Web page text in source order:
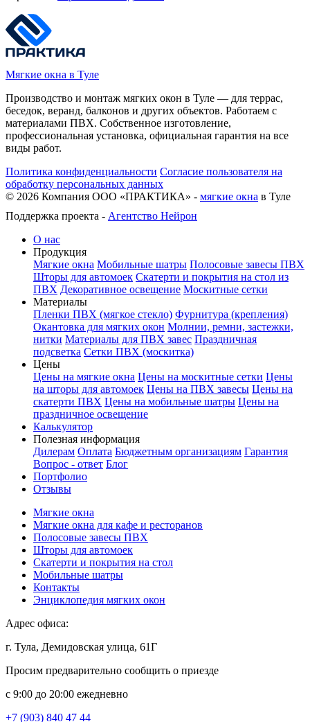
Мягкие окна в Туле
Производство и монтаж мягких окон в Туле — для террас,
беседок, веранд, балконов и других объектов. Работаем с
материалами ПВХ. Собственное изготовление,
профессиональная установка, официальная гарантия на все
виды работ.
Политика конфиденциальности Согласие пользователя на
обработку персональных данных
© 2026 Компания ООО «ПРАКТИКА» - мягкие окна в Туле
Поддержка проекта - Агентство Нейрон
О нас
Продукция
Мягкие окна Мобильные шатры Полосовые завесы ПВХ
Шторы для автомоек Скатерти и покрытия на стол из
ПВХ Декоративное освещение Москитные сетки
Материалы
Пленки ПВХ (мягкое стекло) Фурнитура (крепления)
Окантовка для мягких окон Молнии, ремни, застежки,
нитки Материалы для ПВХ завес Праздничная
подсветка Сетки ПВХ (москитка)
Цены
Цены на мягкие окна Цены на москитные сетки Цены
на шторы для автомоек Цены на ПВХ завесы Цены на
скатерти ПВХ Цены на мобильные шатры Цены на
праздничное освещение
Калькулятор
Полезная информация
Дилерам Оплата Бюджетным организациям Гарантия
Вопрос - ответ Блог
Портфолио
Отзывы
Мягкие окна
Мягкие окна для кафе и ресторанов
Полосовые завесы ПВХ
Шторы для автомоек
Скатерти и покрытия на стол
Мобильные шатры
Контакты
Энциклопедия мягких окон
Адрес офиса:
г. Тула, Демидовская улица, 61Г
Просим предварительно сообщить о приезде
c 9:00 до 20:00 ежедневно
+7 (903) 840 47 44